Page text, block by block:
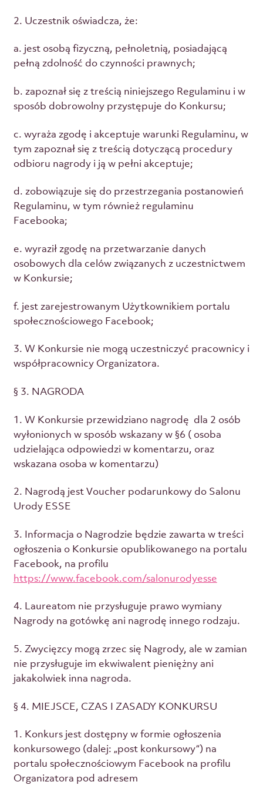
2. Uczestnik oświadcza, że:
a. jest osobą fizyczną, pełnoletnią, posiadającą
pełną zdolność do czynności prawnych;
b. zapoznał się z treścią niniejszego Regulaminu i w
sposób dobrowolny przystępuje do Konkursu;
c. wyraża zgodę i akceptuje warunki Regulaminu, w
tym zapoznał się z treścią dotyczącą procedury
odbioru nagrody i ją w pełni akceptuje;
d. zobowiązuje się do przestrzegania postanowień
Regulaminu, w tym również regulaminu
Facebooka;
e. wyraził zgodę na przetwarzanie danych
osobowych dla celów związanych z uczestnictwem
w Konkursie;
f. jest zarejestrowanym Użytkownikiem portalu
społecznościowego Facebook;
3. W Konkursie nie mogą uczestniczyć pracownicy i
współpracownicy Organizatora.
§ 3. NAGRODA
1. W Konkursie przewidziano nagrodę dla 2 osób
wyłonionych w sposób wskazany w §6 ( osoba
udzielająca odpowiedzi w komentarzu, oraz
wskazana osoba w komentarzu)
2. Nagrodą jest Voucher podarunkowy do Salonu
Urody ESSE
3. Informacja o Nagrodzie będzie zawarta w treści
ogłoszenia o Konkursie opublikowanego na portalu
Facebook, na profilu
https://www.facebook.com/salonurodyesse
4. Laureatom nie przysługuje prawo wymiany
Nagrody na gotówkę ani nagrodę innego rodzaju.
5. Zwycięzcy mogą zrzec się Nagrody, ale w zamian
nie przysługuje im ekwiwalent pieniężny ani
jakakolwiek inna nagroda.
§ 4. MIEJSCE, CZAS I ZASADY KONKURSU
1. Konkurs jest dostępny w formie ogłoszenia
konkursowego (dalej: „post konkursowy“) na
portalu społecznościowym Facebook na profilu
Organizatora pod adresem